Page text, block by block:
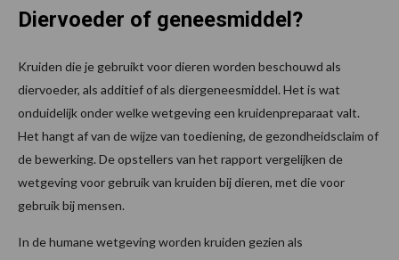
Diervoeder of geneesmiddel?
Kruiden die je gebruikt voor dieren worden beschouwd als
diervoeder, als additief of als diergeneesmiddel. Het is wat
onduidelijk onder welke wetgeving een kruidenpreparaat valt.
Het hangt af van de wijze van toediening, de gezondheidsclaim of
de bewerking. De opstellers van het rapport vergelijken de
wetgeving voor gebruik van kruiden bij dieren, met die voor
gebruik bij mensen.
In de humane wetgeving worden kruiden gezien als